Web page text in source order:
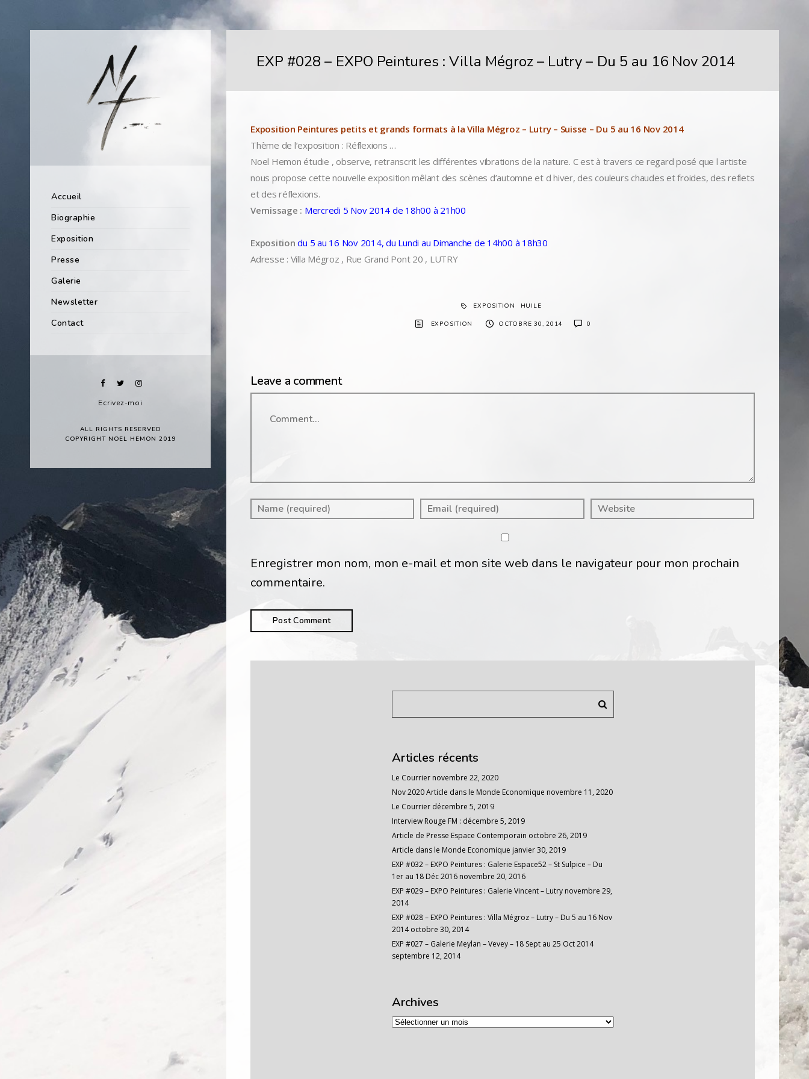
Accueil
Biographie
Exposition
Presse
Galerie
Newsletter
Contact
Ecrivez-moi
ALL RIGHTS RESERVED
COPYRIGHT NOEL HEMON 2019
EXP #028 – EXPO Peintures : Villa Mégroz – Lutry – Du 5 au 16 Nov 2014
Exposition Peintures petits et grands formats à la Villa Mégroz – Lutry – Suisse – Du 5 au 16 Nov 2014
Thème de l’exposition : Réflexions …
Noel Hemon étudie , observe, retranscrit les différentes vibrations de la nature. C est à travers ce regard posé que l artiste
nous propose cette nouvelle exposition mêlant des scènes d’automne et d hiver, des couleurs chaudes et froides, des reflets
et des réflexions.
Vernissage : Mercredi 5 Nov 2014 de 18h00 à 21h00
Exposition du 5 au 16 Nov 2014, du Lundi au Dimanche de 14h00 à 18h30
Adresse : Villa Mégroz , Rue Grand Pont 20 , LUTRY
EXPOSITION HUILE
EXPOSITION OCTOBRE 30, 2014 0
Leave a comment
Enregistrer mon nom, mon e-mail et mon site web dans le navigateur pour mon prochain
commentaire.
Articles récents
Le Courrier novembre 22, 2020
Nov 2020 Article dans le Monde Economique novembre 11, 2020
Le Courrier décembre 5, 2019
Interview Rouge FM : décembre 5, 2019
Article de Presse Espace Contemporain octobre 26, 2019
Article dans le Monde Economique janvier 30, 2019
EXP #032 – EXPO Peintures : Galerie Espace52 – St Sulpice – Du
1er au 18 Déc 2016 novembre 20, 2016
EXP #029 – EXPO Peintures : Galerie Vincent – Lutry novembre 29,
2014
EXP #028 – EXPO Peintures : Villa Mégroz – Lutry – Du 5 au 16 Nov
2014 octobre 30, 2014
EXP #027 – Galerie Meylan – Vevey – 18 Sept au 25 Oct 2014
septembre 12, 2014
Archives
Archives